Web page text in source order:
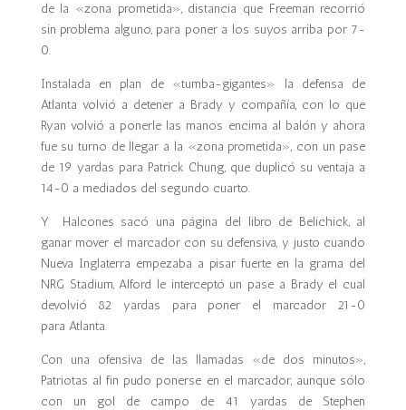
de la «zona prometida», distancia que Freeman recorrió
sin problema alguno, para poner a los suyos arriba por 7-
0.
Instalada en plan de «tumba-gigantes» la defensa de
Atlanta volvió a detener a Brady y compañía, con lo que
Ryan volvió a ponerle las manos encima al balón y ahora
fue su turno de llegar a la «zona prometida», con un pase
de 19 yardas para Patrick Chung, que duplicó su ventaja a
14-0 a mediados del segundo cuarto.
Y Halcones sacó una página del libro de Belichick, al
ganar mover el marcador con su defensiva, y justo cuando
Nueva Inglaterra empezaba a pisar fuerte en la grama del
NRG Stadium, Alford le interceptó un pase a Brady el cual
devolvió 82 yardas para poner el marcador 21-0
para Atlanta.
Con una ofensiva de las llamadas «de dos minutos»,
Patriotas al fin pudo ponerse en el marcador, aunque sólo
con un gol de campo de 41 yardas de Stephen